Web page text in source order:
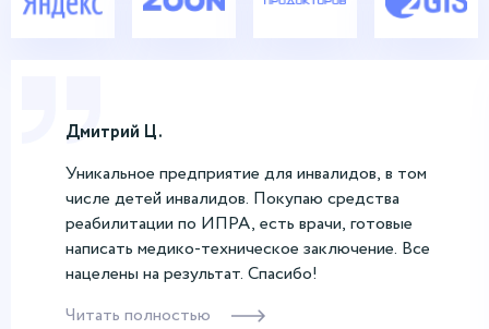
Дмитрий Ц.
Уникальное предприятие для инвалидов, в том
числе детей инвалидов. Покупаю средства
реабилитации по ИПРА, есть врачи, готовые
написать медико-техническое заключение. Все
нацелены на результат. Спасибо!
Читать полностью